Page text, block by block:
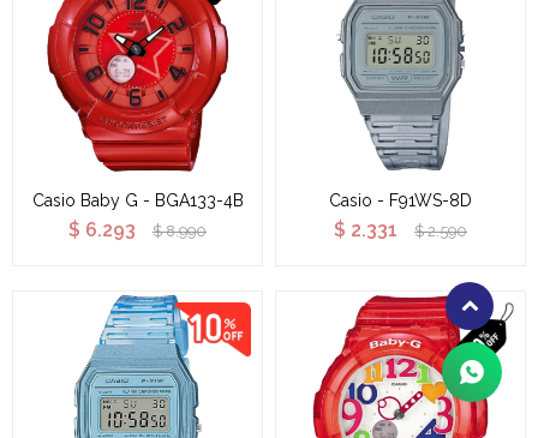
Casio Baby G - BGA133-4B
$ 6.293 $ 8.990
Casio - F91WS-8D
$ 2.331 $ 2.590